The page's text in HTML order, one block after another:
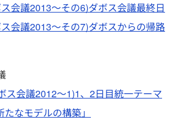
会議2013～その6)ダボス会議最終日
会議2013～その7)ダボスからの帰路
ス会議2012～1)1、2日目統一テーマ
たなモデルの構築」